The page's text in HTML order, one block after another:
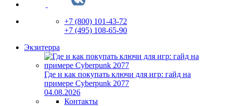
+7 (800) 101-43-72
+7 (495) 108-65-90
Экзитерра
Где и как покупать ключи для игр: гайд на
примере Cyberpunk 2077
04.08.2026
Контакты